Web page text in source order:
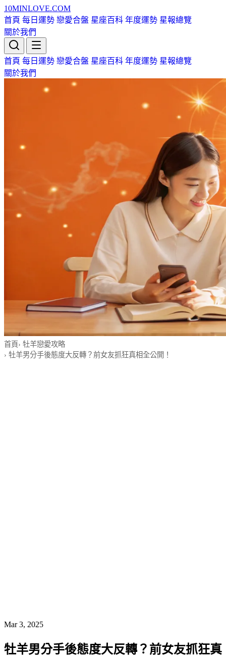
10MINLOVE.COM
首頁 每日運勢 戀愛合盤 星座百科 年度運勢 星報總覽
關於我們
首頁 每日運勢 戀愛合盤 星座百科 年度運勢 星報總覽
關於我們
首頁› 牡羊戀愛攻略
› 牡羊男分手後態度大反轉？前女友抓狂真相全公開！
Mar 3, 2025
牡羊男分手後態度大反轉？前女友抓狂真